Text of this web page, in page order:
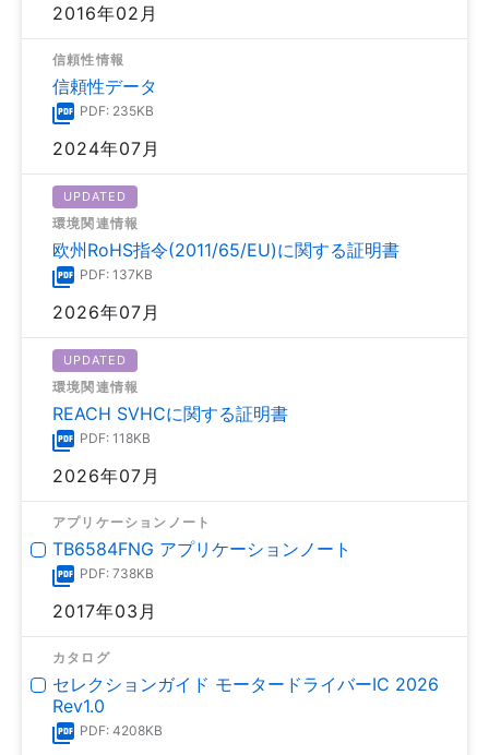
2016年02月
信頼性情報
信頼性データ
PDF: 235KB
2024年07月
UPDATED
環境関連情報
欧州RoHS指令(2011/65/EU)に関する証明書
PDF: 137KB
2026年07月
UPDATED
環境関連情報
REACH SVHCに関する証明書
PDF: 118KB
2026年07月
アプリケーションノート
TB6584FNG アプリケーションノート
PDF: 738KB
2017年03月
カタログ
セレクションガイド モータードライバーIC 2026
Rev1.0
PDF: 4208KB